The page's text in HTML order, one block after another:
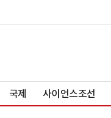
국제 사이언스조선